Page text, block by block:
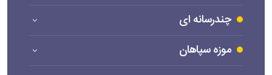
چندرسانه ای
موزه سپاهان